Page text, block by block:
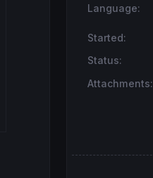
Language:
Started:
Status:
Attachments: